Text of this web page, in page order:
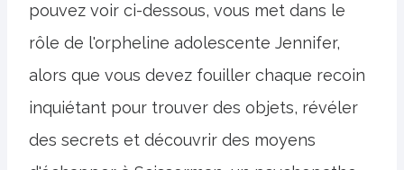
pouvez voir ci-dessous, vous met dans le
rôle de l'orpheline adolescente Jennifer,
alors que vous devez fouiller chaque recoin
inquiétant pour trouver des objets, révéler
des secrets et découvrir des moyens